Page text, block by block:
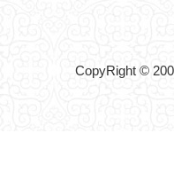
CopyRight ©